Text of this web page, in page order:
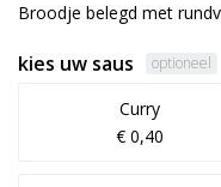
Broodje belegd met
kies uw saus optioneel
Curry
€ 0,40